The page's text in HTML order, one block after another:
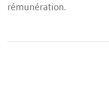
rémunération.